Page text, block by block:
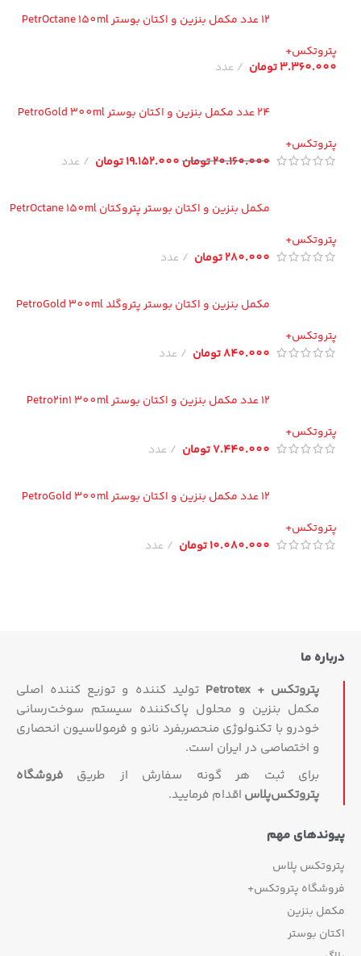
12 عدد مکمل بنزین و اکتان بوستر PetrOctane 150ml
تومان عدد
24 عدد مکمل بنزین و اکتان بوستر PetroGold 300ml
20.160.000تومان19.152.000تومان عدد
مکمل بنزین و اکتان بوستر پتروکتان PetrOctane 150ml
280.000تومان عدد
مکمل بنزین و اکتان بوستر پتروگلد PetroGold 300ml
840.000تومان عدد
12 عدد مکمل بنزین و اکتان بوستر Petro2in1 300ml
7.440.000تومان عدد
12 عدد مکمل بنزین و اکتان بوستر PetroGold 300ml
10.080.000تومان عدد
ما
پتروتکس + Petrotex
تولید کننده و توزیع کننده اصلی
مکمل بنزین و محلول پاک‌کننده سیستم سوخت‌رسانی
خودرو با تکنولوژی منحصربفرد نانو و فرمولاسیون انحصاری
و اختصاصی در ایران است.
برای ثبت هر گونه سفارش از طریقفروشگاه
پتروتکس‏‌پلاساقدام فرمایید.
مهم
پلاس
پتروتکس+
بنزین
بوستر